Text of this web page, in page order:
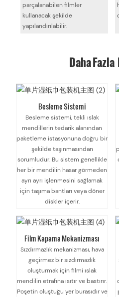
parçalanabilen filmler
kullanacak şekilde
yapılandırılabilir.
Daha
Besleme Sistemi
Besleme sistemi, tekli ıslak
mendillerin tedarik alanından
paketleme istasyonuna doğru bir
şekilde taşınmasından
sorumludur. Bu sistem genellikle
her bir mendilin hasar görmeden
ayrı ayrı işlenmesini sağlamak
için taşıma bantları veya döner
diskler içerir.
Film Kapama Mekanizması
Sızdırmazlık mekanizması, hava
geçirmez bir sızdırmazlık
oluşturmak için filmi ıslak
mendilin etrafına ısıtır ve bastırır.
Poşetin oluştuğu yer burasıdır ve